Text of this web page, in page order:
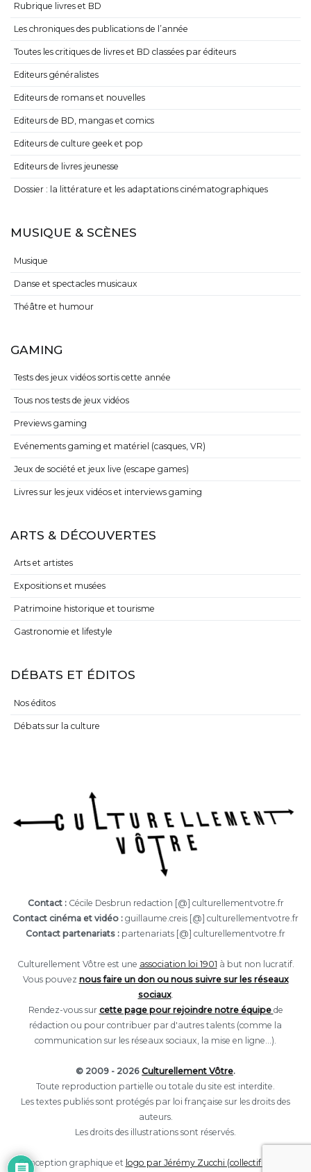
Rubrique livres et BD
Les chroniques des publications de l’année
Toutes les critiques de livres et BD classées par éditeurs
Editeurs généralistes
Editeurs de romans et nouvelles
Editeurs de BD, mangas et comics
Editeurs de culture geek et pop
Editeurs de livres jeunesse
Dossier : la littérature et les adaptations cinématographiques
MUSIQUE & SCÈNES
Musique
Danse et spectacles musicaux
Théâtre et humour
GAMING
Tests des jeux vidéos sortis cette année
Tous nos tests de jeux vidéos
Previews gaming
Evénements gaming et matériel (casques, VR)
Jeux de société et jeux live (escape games)
Livres sur les jeux vidéos et interviews gaming
ARTS & DÉCOUVERTES
Arts et artistes
Expositions et musées
Patrimoine historique et tourisme
Gastronomie et lifestyle
DÉBATS ET ÉDITOS
Nos éditos
Débats sur la culture
Contact :Cécile Desbrun redaction [@] culturellementvotre.fr
Contact cinéma et vidéo : guillaume.creis [@] culturellementvotre.fr
Contact partenariats : partenariats [@] culturellementvotre.fr
Culturellement Vôtre est une association loi 1901 à but non lucratif.
Vous pouvez nous faire un don ou nous suivre sur les réseaux
sociaux.
Rendez-vous sur cette page pour rejoindre notre équipe de
rédaction ou pour contribuer par d'autres talents (comme la
communication sur les réseaux sociaux, la mise en ligne...).
© 2009 - 2026 Culturellement Vôtre.
Toute reproduction partielle ou totale du site est interdite.
Les textes publiés sont protégés par loi française sur les droits des
auteurs.
Les droits des illustrations sont réservés.
Conception graphique et logo par Jérémy Zucchi (collectif Eclore).